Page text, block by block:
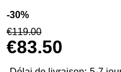
-30%
€119.00
€83.50